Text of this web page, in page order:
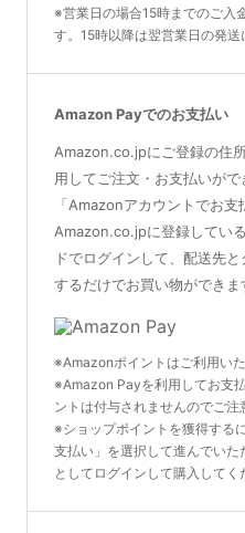
※営業日の場合15時までのご入
す。15時以降は翌営業日の発送
Amazon Payでのお支払い
Amazon.co.jpにご登録の住
用してご注文・お支払いがで
「Amazonアカウントでお支
Amazon.co.jpに登録してい
ドでログインして、配送先
するだけでお買い物ができま
※Amazonポイントはご利用いた
※Amazon Payを利用してお支
ントは付与されませんのでご注
※ショップポイントを獲得する
支払い」を選択して進んでい
としてログインして購入してく